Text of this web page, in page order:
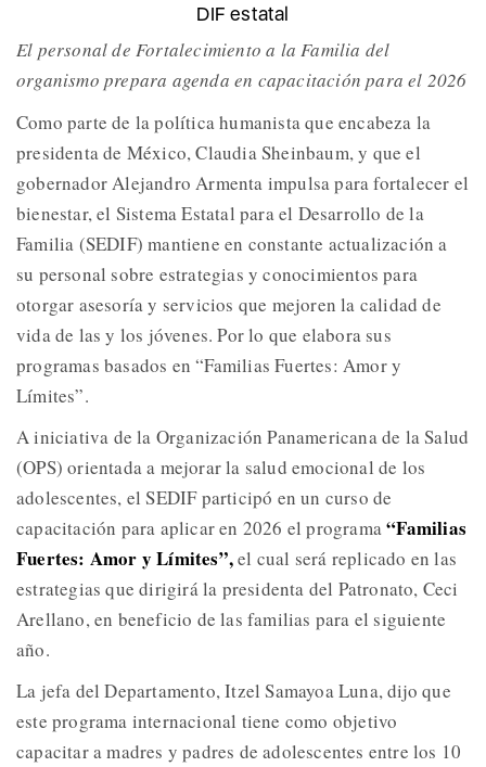
DIF estatal
El personal de Fortalecimiento a la Familia del
organismo prepara agenda en capacitación para el 2026
Como parte de la política humanista que encabeza la
presidenta de México, Claudia Sheinbaum, y que el
gobernador Alejandro Armenta impulsa para fortalecer el
bienestar, el Sistema Estatal para el Desarrollo de la
Familia (SEDIF) mantiene en constante actualización a
su personal sobre estrategias y conocimientos para
otorgar asesoría y servicios que mejoren la calidad de
vida de las y los jóvenes. Por lo que elabora sus
programas basados en “Familias Fuertes: Amor y
Límites”.
A iniciativa de la Organización Panamericana de la Salud
(OPS) orientada a mejorar la salud emocional de los
adolescentes, el SEDIF participó en un curso de
capacitación para aplicar en 2026 el programa “Familias
Fuertes: Amor y Límites”,el cual será replicado en las
estrategias que dirigirá la presidenta del Patronato, Ceci
Arellano, en beneficio de las familias para el siguiente
año.
La jefa del Departamento, Itzel Samayoa Luna, dijo que
este programa internacional tiene como objetivo
capacitar a madres y padres de adolescentes entre los 10